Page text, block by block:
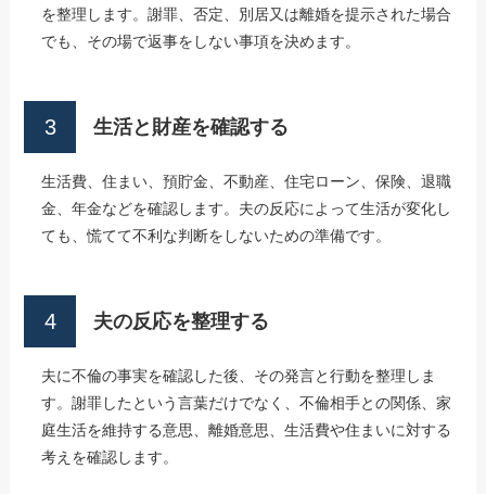
を整理します。謝罪、否定、別居又は離婚を提示された場合
でも、その場で返事をしない事項を決めます。
生活と財産を確認する
生活費、住まい、預貯金、不動産、住宅ローン、保険、退職
金、年金などを確認します。夫の反応によって生活が変化し
ても、慌てて不利な判断をしないための準備です。
夫の反応を整理する
夫に不倫の事実を確認した後、その発言と行動を整理しま
す。謝罪したという言葉だけでなく、不倫相手との関係、家
庭生活を維持する意思、離婚意思、生活費や住まいに対する
考えを確認します。